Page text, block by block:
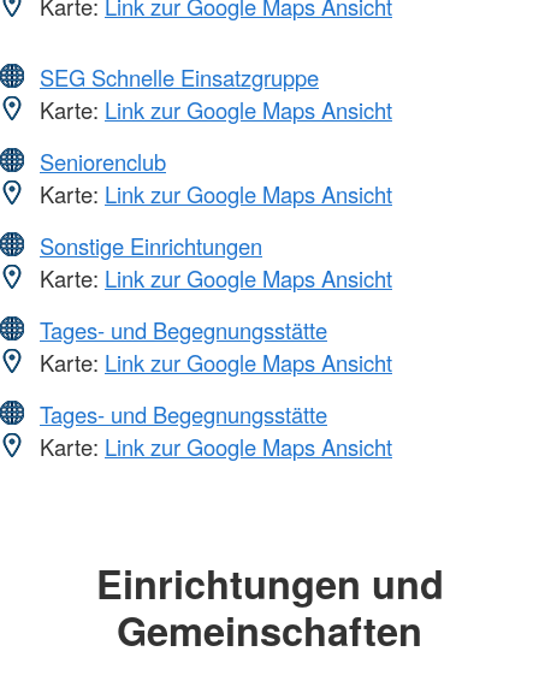
SEG Schnelle Einsatzgruppe
Karte: Link zur Google Maps Ansicht
Seniorenclub
Karte: Link zur Google Maps Ansicht
Sonstige Einrichtungen
Karte: Link zur Google Maps Ansicht
Tages- und Begegnungsstätte
Karte: Link zur Google Maps Ansicht
Tages- und Begegnungsstätte
Karte: Link zur Google Maps Ansicht
Einrichtungen und
Gemeinschaften